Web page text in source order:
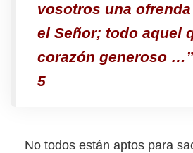
vosotros una ofrenda
el Señor; todo aquel
corazón generoso …”
5
No todos están aptos para